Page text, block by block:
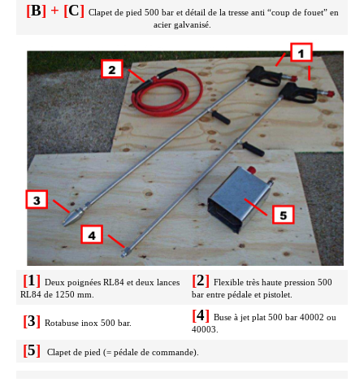
[B] + [C] Clapet de pied 500 bar et détail de la tresse anti “coup de fouet” en
acier galvanisé.
[1] Deux poignées RL84 et deux lances
RL84 de 1250 mm.
[2] Flexible très haute pression 500
bar entre pédale et pistolet.
[3] Rotabuse inox 500 bar. [4] Buse à jet plat 500 bar 40002 ou
40003.
[5] Clapet de pied (= pédale de commande).